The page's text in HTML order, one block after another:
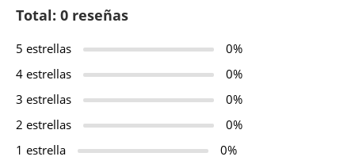
Total: 0 reseñas
5 estrellas
0%
4 estrellas
0%
3 estrellas
0%
2 estrellas
0%
1 estrella
0%